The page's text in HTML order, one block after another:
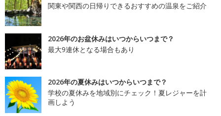
関東や関西の日帰りできるおすすめの温泉をご紹介
2026年のお盆休みはいつからいつまで？
最大9連休となる場合もあり
2026年の夏休みはいつからいつまで？
学校の夏休みを地域別にチェック！夏レジャーを計
画しよう